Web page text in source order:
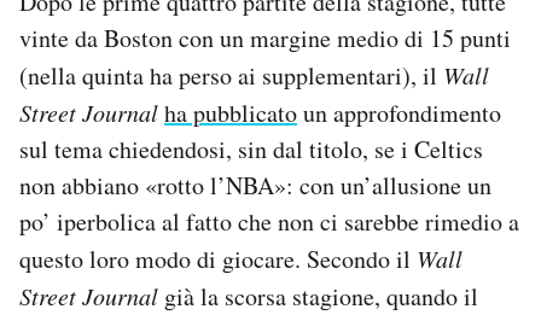
vinte da Boston con un margine medio di 15 punti
(nella quinta ha perso ai supplementari), il Wall
Street Journalha pubblicatoun approfondimento
sul tema chiedendosi, sin dal titolo, se i Celtics
non abbiano «rotto l’NBA»: con un’allusione un
po’ iperbolica al fatto che non ci sarebbe rimedio a
questo loro modo di giocare. Secondo il Wall
Street Journal già la scorsa stagione, quando il